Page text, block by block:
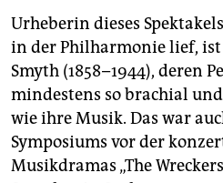
Urheberin dieses
in der Philharmonie lief,
Smyth (1858–1944), deren
mindestens so brachial
wie ihre Musik. Das war
Symposiums vor der
Musikdramas „The